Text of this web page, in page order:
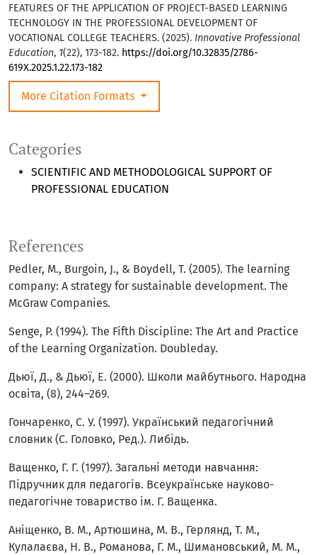
Categories
SCIENTIFIC AND METHODOLOGICAL SUPPORT OF
PROFESSIONAL EDUCATION
FEATURES OF THE APPLICATION OF PROJECT-BASED LEARNING
TECHNOLOGY IN THE PROFESSIONAL DEVELOPMENT OF
VOCATIONAL COLLEGE TEACHERS. (2025). Innovative Professional
Education, 1(22), 173-182. https://doi.org/10.32835/2786-
619X.2025.1.22.173-182
More Citation Formats
References
Pedler, M., Burgoin, J., & Boydell, T. (2005). The learning
company: A strategy for sustainable development. The
McGraw Companies.
Senge, P. (1994). The Fifth Discipline: The Art and Practice
of the Learning Organization. Doubleday.
Дьюї, Д., & Дьюї, Е. (2000). Школи майбутнього. Народна
освіта, (8), 244–269.
Гончаренко, С. У. (1997). Український педагогічний
словник (С. Головко, Ред.). Либідь.
Ващенко, Г. Г. (1997). Загальні методи навчання:
Підручник для педагогів. Всеукраїнське науково-
педагогічне товариство ім. Г. Ващенка.
Аніщенко, В. М., Артюшина, М. В., Герлянд, Т. М.,
Кулалаєва, Н. В., Романова, Г. М., Шимановський, М. М.,